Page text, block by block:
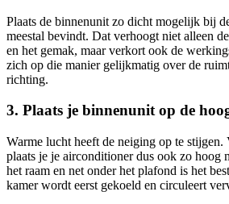
Plaats de binnenunit zo dicht mogelijk bij
meestal bevindt. Dat verhoogt niet alleen
en het gemak, maar verkort ook de
zich op die manier gelijkmatig over de
richting.
3. Plaats je binnenunit op de
Warme lucht heeft de neiging op te stijgen.
plaats je je airconditioner dus ook zo hoog
het raam en net onder het plafond is het
kamer wordt eerst gekoeld en circuleert